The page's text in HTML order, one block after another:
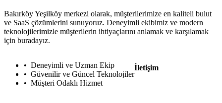
Bakırköy Yeşilköy merkezi olarak, müşterilerimize en kaliteli bulut
ve SaaS çözümlerini sunuyoruz. Deneyimli ekibimiz ve modern
teknolojilerimizle müşterilerin ihtiyaçlarını anlamak ve karşılamak
için buradayız.
Deneyimli ve Uzman Ekip
Güvenilir ve Güncel Teknolojiler
Müşteri Odaklı Hizmet
İletişim